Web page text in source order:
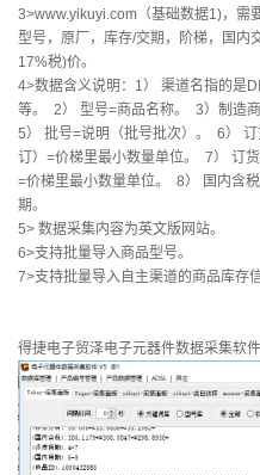
3>www.yikuyi.com（基础数据1)，需
型号，原厂，库存/交期，阶梯，国内
17%税)价。
4>数据含义说明：1） 渠道名指的是
等。 2） 型号=商品名称。 3）制造
5） 批号=说明（批号批次）。 6）
订）=价梯里最小数量单位。 7） 订
=价梯里最小数量单位。 8） 国内含
期。
5> 数据采集内容为英文版网站。
6>支持批量导入商品型号。
7>支持批量导入自主渠道的商品库存
得捷电子贸泽电子元器件数据采集软